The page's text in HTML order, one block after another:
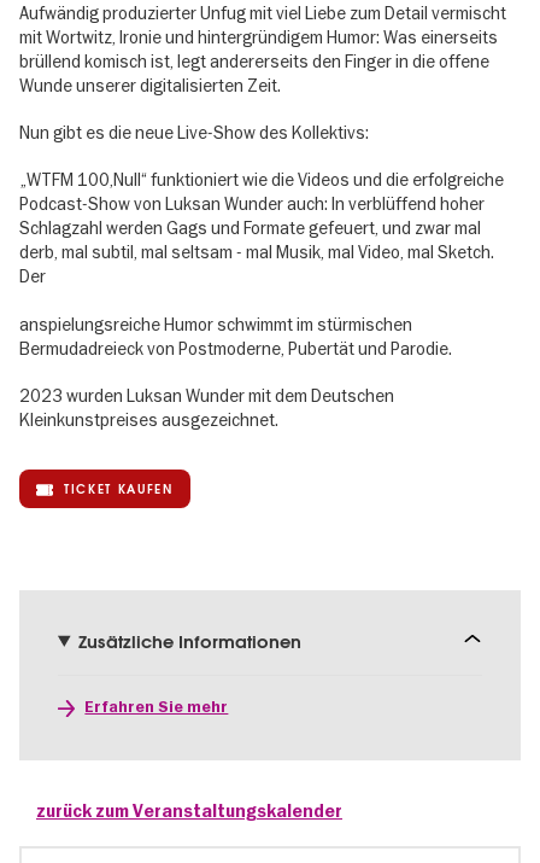
Aufwändig produzierter Unfug mit viel Liebe zum Detail vermischt
mit Wortwitz, Ironie und hintergründigem Humor: Was einerseits
brüllend komisch ist, legt andererseits den Finger in die offene
Wunde unserer digitalisierten Zeit.
Nun gibt es die neue Live-Show des Kollektivs:
„WTFM 100,Null“ funktioniert wie die Videos und die erfolgreiche
Podcast-Show von Luksan Wunder auch: In verblüffend hoher
Schlagzahl werden Gags und Formate gefeuert, und zwar mal
derb, mal subtil, mal seltsam - mal Musik, mal Video, mal Sketch.
Der
anspielungsreiche Humor schwimmt im stürmischen
Bermudadreieck von Postmoderne, Pubertät und Parodie.
2023 wurden Luksan Wunder mit dem Deutschen
Kleinkunstpreises ausgezeichnet.
TICKET KAUFEN
Zusätzliche Informationen
Erfahren Sie mehr
zurück zum Veranstaltungskalender